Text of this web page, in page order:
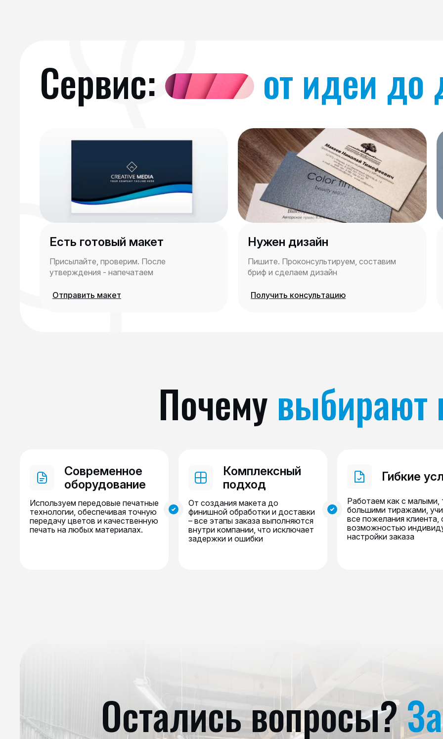
Сервис: от идеи до
Есть готовый макет
Присылайте, проверим. После
утверждения - напечатаем
Отправить макет
Нужен дизайн
Пишите. Проконсультируем, составим
бриф и сделаем дизайн
Получить консультацию
Почему выбирают
Современное
оборудование
Используем передовые печатные
технологии, обеспечивая точную
передачу цветов и качественную
печать на любых материалах.
Комплексный
подход
От создания макета до
финишной обработки и доставки
– все этапы заказа выполняются
внутри компании, что исключает
задержки и ошибки
Гибкие
Работаем как с малыми,
большими тиражами,
все пожелания клиента,
возможностью
настройки заказа
Остались вопросы?